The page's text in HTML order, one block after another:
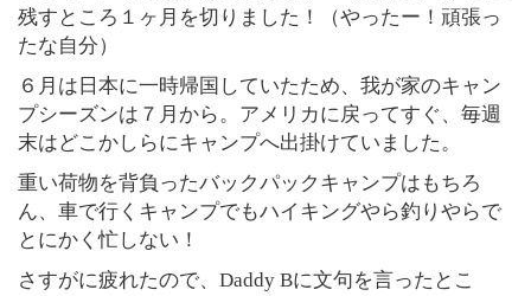
残すところ１ヶ月を切りました！（やったー！頑張っ
たな自分）
６月は日本に一時帰国していたため、我が家のキャン
プシーズンは７月から。アメリカに戻ってすぐ、毎週
末はどこかしらにキャンプへ出掛けていました。
重い荷物を背負ったバックパックキャンプはもちろ
ん、車で行くキャンプでもハイキングやら釣りやらで
とにかく忙しない！
さすがに疲れたので、Daddy Bに文句を言ったとこ